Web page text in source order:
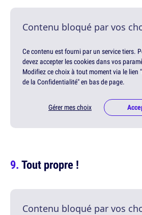
Contenu bloqué par vos
Ce contenu est fourni par un service tiers.
devez accepter les cookies dans vos
Modifiez ce choix à tout moment via le lien
de la Confidentialité" en bas de page.
Gérer mes choix
Tout propre !
Contenu bloqué par vos